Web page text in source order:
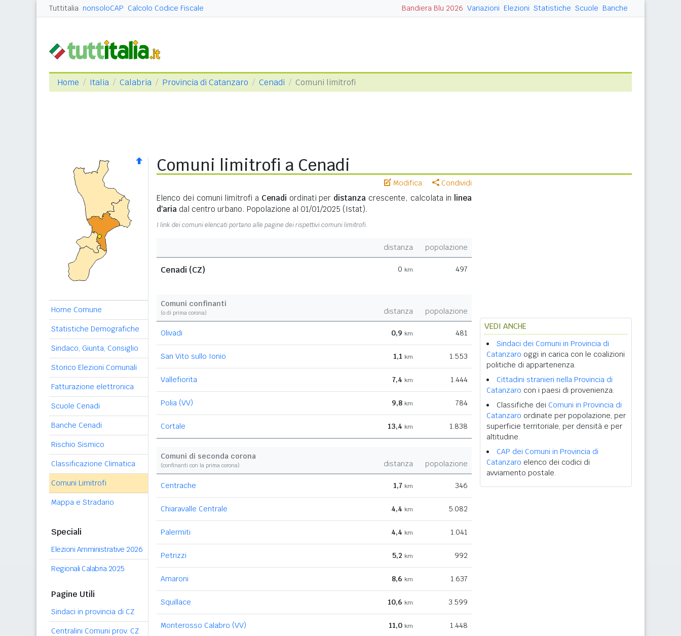
Tuttitalia nonsoloCAP Calcolo Codice Fiscale Bandiera Blu 2026 Variazioni Elezioni Statistiche Scuole Banche
Home Italia Calabria Provincia di Catanzaro Cenadi Comuni limitrofi
Home Comune
Statistiche Demografiche
Sindaco, Giunta, Consiglio
Storico Elezioni Comunali
Fatturazione elettronica
Scuole Cenadi
Banche Cenadi
Rischio Sismico
Classificazione Climatica
Comuni Limitrofi
Mappa e Stradario
Speciali
Elezioni Amministrative 2026
Regionali Calabria 2025
Pagine Utili
Sindaci in provincia di CZ
Centralini Comuni prov. CZ
Comuni limitrofi a Cenadi
Modifica Condividi
Elenco dei comuni limitrofi a Cenadi ordinati per distanza crescente, calcolata in linea
d'aria dal centro urbano. Popolazione al 01/01/2025 (Istat).
I link dei comuni elencati portano alle pagine dei rispettivi comuni limitrofi.
distanza popolazione
Cenadi (CZ) 0 km 497
Comuni confinanti
(o di prima corona) distanza popolazione
Olivadi 0,9 km 481
San Vito sullo Ionio 1,1 km 1.553
Vallefiorita 7,4 km 1.444
Polia (VV) 9,8 km 784
Cortale 13,4 km 1.838
Comuni di seconda corona
(confinanti con la prima corona) distanza popolazione
Centrache 1,7 km 346
Chiaravalle Centrale 4,4 km 5.082
Palermiti 4,4 km 1.041
Petrizzi 5,2 km 992
Amaroni 8,6 km 1.637
Squillace 10,6 km 3.599
Monterosso Calabro (VV) 11,0 km 1.448
VEDI ANCHE
Sindaci dei Comuni in Provincia di
Catanzaro oggi in carica con le coalizioni
politiche di appartenenza.
Cittadini stranieri nella Provincia di
Catanzaro con i paesi di provenienza.
Classifiche dei Comuni in Provincia di
Catanzaro ordinate per popolazione, per
superficie territoriale, per densità e per
altitudine.
CAP dei Comuni in Provincia di
Catanzaro elenco dei codici di
avviamento postale.